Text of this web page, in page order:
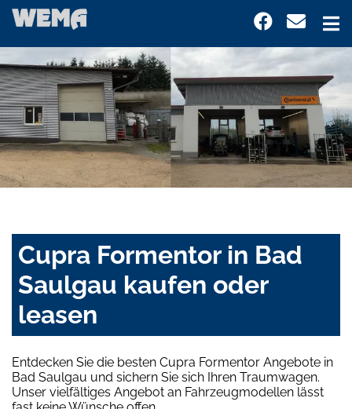
Cupra Formentor in Bad
Saulgau kaufen oder
leasen
Entdecken Sie die besten Cupra Formentor Angebote in
Bad Saulgau und sichern Sie sich Ihren Traumwagen.
Unser vielfältiges Angebot an Fahrzeugmodellen lässt